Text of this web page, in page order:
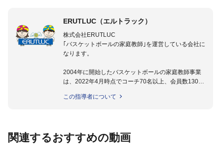
ERUTLUC（エルトラック）
株式会社ERUTLUC
｢バスケットボールの家庭教師｣を運営している会社に
なります。
2004年に開始したバスケットボールの家庭教師事業
は、2022年4月時点でコーチ70名以上、会員数1300
指導実績多数・各地講習会なども担当しており、「は
など多くの書籍・DVDも監修しています。
この指導者について
関連するおすすめの動画